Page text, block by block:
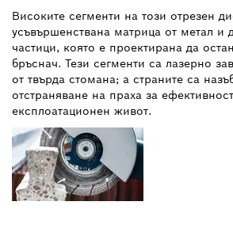
Високите сегменти на този отрезен
усъвършенствана матрица от метал и
частици, която е проектирана да
бръснач. Тези сегменти са лазерно
от твърда стомана; а страните са
отстраняване на праха за
експлоатационен живот.